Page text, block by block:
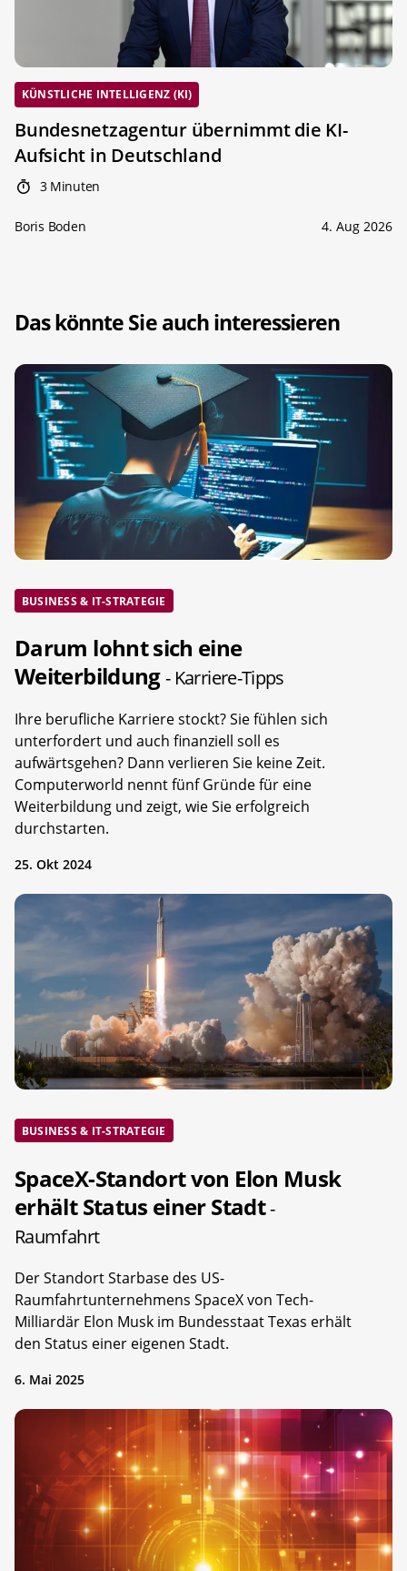
KÜNSTLICHE INTELLIGENZ (KI)
Bundesnetzagentur übernimmt die KI-
Aufsicht in Deutschland
3 Minuten
Boris Boden 4. Aug 2026
Das könnte Sie auch interessieren
BUSINESS & IT-STRATEGIE
Darum lohnt sich eine
Weiterbildung- Karriere-Tipps
Ihre berufliche Karriere stockt? Sie fühlen sich
unterfordert und auch finanziell soll es
aufwärtsgehen? Dann verlieren Sie keine Zeit.
Computerworld nennt fünf Gründe für eine
Weiterbildung und zeigt, wie Sie erfolgreich
durchstarten.
25. Okt 2024
BUSINESS & IT-STRATEGIE
SpaceX-Standort von Elon Musk
erhält Status einer Stadt-
Raumfahrt
Der Standort Starbase des US-
Raumfahrtunternehmens SpaceX von Tech-
Milliardär Elon Musk im Bundesstaat Texas erhält
den Status einer eigenen Stadt.
6. Mai 2025